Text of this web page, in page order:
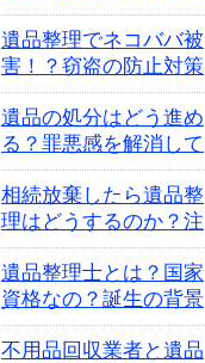
遺品整理でネコババ被
害！？窃盗の防止対策
遺品の処分はどう進め
る？罪悪感を解消して
相続放棄したら遺品整
理はどうするのか？注
遺品整理士とは？国家
資格なの？誕生の背景
不用品回収業者と遺品